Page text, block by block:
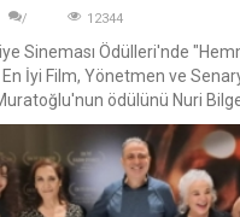
12344
Sineması Ödülleri'nde
İyi Film, Yönetmen ve
Muratoğlu'nun ödülünü Nuri